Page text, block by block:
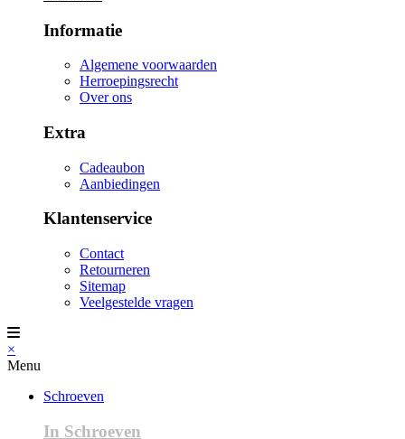
Informatie
Algemene voorwaarden
Herroepingsrecht
Over ons
Extra
Cadeaubon
Aanbiedingen
Klantenservice
Contact
Retourneren
Sitemap
Veelgestelde vragen
×
Menu
Schroeven
In Schroeven